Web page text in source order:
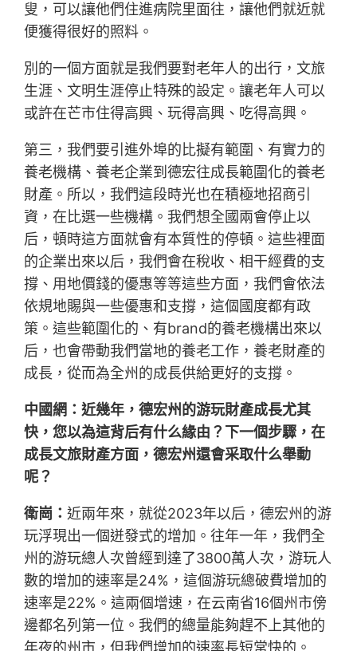
叟，可以讓他們住進病院里面往，讓他們就近就
便獲得很好的照料。
別的一個方面就是我們要對老年人的出行，文旅
生涯、文明生涯停止特殊的設定。讓老年人可以
或許在芒市住得高興、玩得高興、吃得高興。
第三，我們要引進外埠的比擬有範圍、有實力的
養老機構、養老企業到德宏往成長範圍化的養老
財產。所以，我們這段時光也在積極地招商引
資，在比選一些機構。我們想全國兩會停止以
后，頓時這方面就會有本質性的停頓。這些裡面
的企業出來以后，我們會在稅收、相干經費的支
撐、用地價錢的優惠等等這些方面，我們會依法
依規地賜與一些優惠和支撐，這個國度都有政
策。這些範圍化的、有brand的養老機構出來以
后，也會帶動我們當地的養老工作，養老財產的
成長，從而為全州的成長供給更好的支撐。
中國網：近幾年，德宏州的游玩財產成長尤其
快，您以為這背后有什么緣由？下一個步驟，在
成長文旅財產方面，德宏州還會采取什么舉動
呢？
衛崗：近兩年來，就從2023年以后，德宏州的游
玩浮現出一個迸發式的增加。往年一年，我們全
州的游玩總人次曾經到達了3800萬人次，游玩人
數的增加的速率是24%，這個游玩總破費增加的
速率是22%。這兩個增速，在云南省16個州市傍
邊都名列第一位。我們的總量能夠趕不上其他的